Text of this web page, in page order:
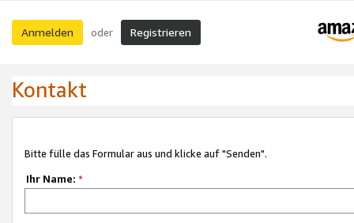
Anmelden oder Registrieren
Kontakt
Bitte fülle das Formular aus und klicke auf "Senden".
Ihr Name: *